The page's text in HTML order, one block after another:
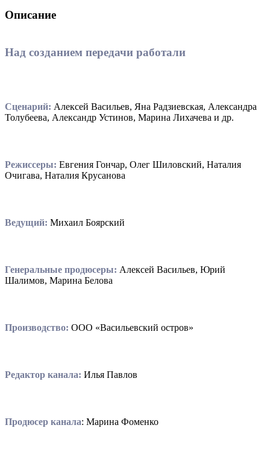
Описание
Над созданием передачи работали
Сценарий: Алексей Васильев, Яна Радзиевская, Александра
Толубеева, Александр Устинов, Марина Лихачева и др.
Режиссеры: Евгения Гончар, Олег Шиловский, Наталия
Очигава, Наталия Крусанова
Ведущий: Михаил Боярский
Генеральные продюсеры: Алексей Васильев, Юрий
Шалимов, Марина Белова
Производство: ООО «Васильевский остров»
Редактор канала: Илья Павлов
Продюсер канала: Марина Фоменко